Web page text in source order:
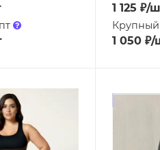
1 125 ₽/
1 050 ₽/